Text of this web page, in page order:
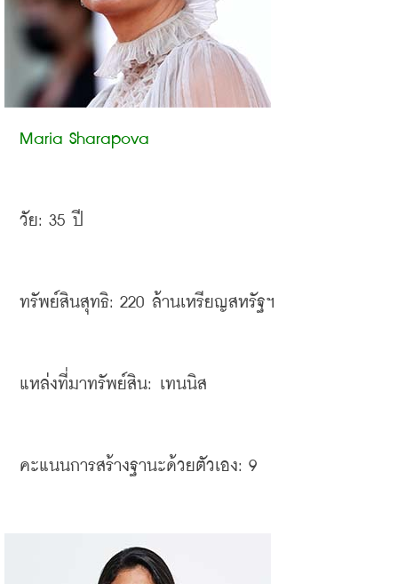
Maria Sharapova
วัย: 35 ปี
ทรัพย์สินสุทธิ: 220 ล้านเหรียญสหรัฐฯ
แหล่งที่มาทรัพย์สิน: เทนนิส
คะแนนการสร้างฐานะด้วยตัวเอง: 9